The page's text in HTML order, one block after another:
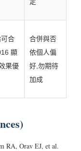
合
顯
果優
合併與否
依個人偏
好,勿期待
加成
RA, Orav EJ, et al.